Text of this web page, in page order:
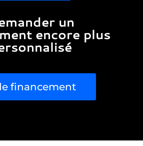
un
encore plus
financement